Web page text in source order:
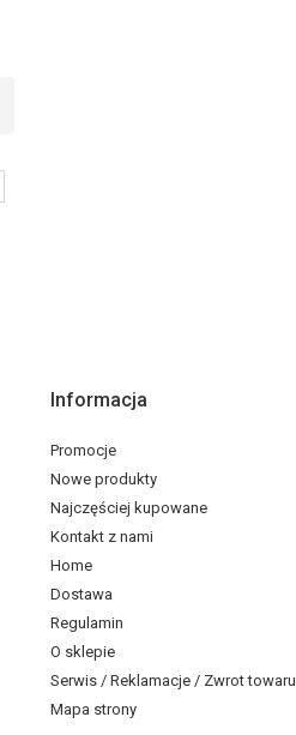
Informacja
Promocje
Nowe produkty
Najczęściej kupowane
Kontakt z nami
Home
Dostawa
Regulamin
O sklepie
Serwis / Reklamacje / Zwrot towaru
Mapa strony